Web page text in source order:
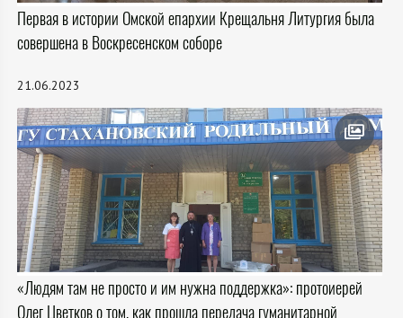
Первая в истории Омской епархии Крещальня Литургия была
совершена в Воскресенском соборе
21.06.2023
«Людям там не просто и им нужна поддержка»: протоиерей
Олег Цветков о том, как прошла передача гуманитарной